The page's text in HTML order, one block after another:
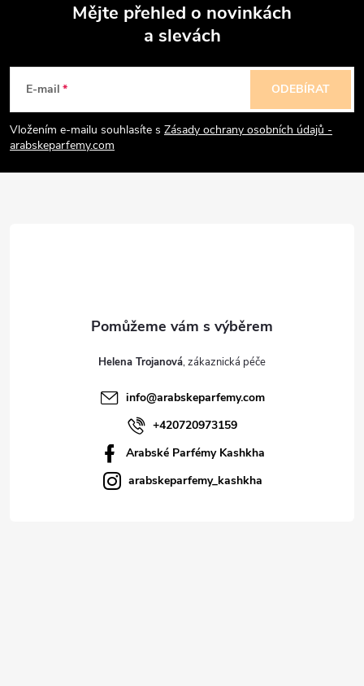
p
a
Mějte přehled o novinkách
a slevách
E-mail
Vložením e-mailu souhlasíte s Zásady ochrany osobních údajů -
arabskeparfemy.com
ODEBÍRAT
Helena Trojanová
info@arabskeparfemy.com
+420720973159
Arabské Parfémy Kashkha
arabskeparfemy_kashkha